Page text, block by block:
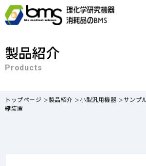
製品紹介
Products
トップページ 製品紹介 小型汎用機器 サンプ
縮装置